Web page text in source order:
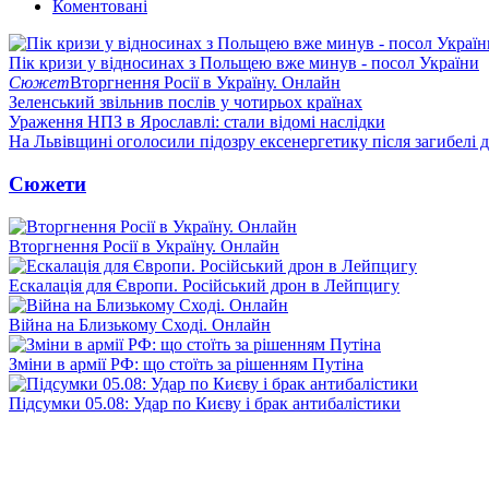
Коментовані
Пік кризи у відносинах з Польщею вже минув - посол України
СюжетВторгнення Росії в Україну. Онлайн
Зеленський звільнив послів у чотирьох країнах
Ураження НПЗ в Ярославлі: стали відомі наслідки
На Львівщині оголосили підозру ексенергетику після загибелі
Сюжети
Вторгнення Росії в Україну. Онлайн
Ескалація для Європи. Російський дрон в Лейпцигу
Війна на Близькому Сході. Онлайн
Зміни в армії РФ: що стоїть за рішенням Путіна
Підсумки 05.08: Удар по Києву і брак антибалістики